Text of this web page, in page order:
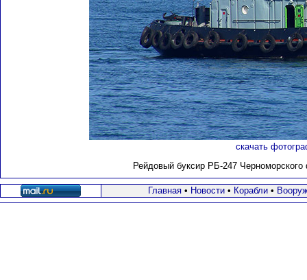
скачать
Рейдовый буксир РБ-247
Главная• Новости• Корабли•